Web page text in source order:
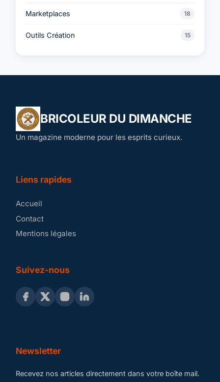
Marketplaces 18
Outils Création 15
BRICOLEUR DU DIMANCHE
Un magazine moderne pour les esprits curieux.
Liens rapides
Accueil
Contact
Mentions légales
Suivez-nous
Newsletter
Recevez nos articles directement dans votre boîte mail.